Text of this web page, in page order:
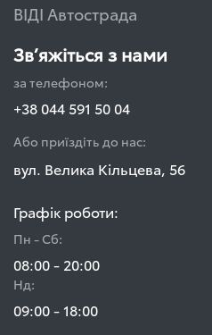
ВІДІ Автострада
Зв’яжіться з нами
за телефоном:
+38 044 591 50 04
Або приїздіть до нас:
вул. Велика Кільцева, 56
Графік роботи:
Пн - Сб:
08:00 - 20:00
Нд:
09:00 - 18:00